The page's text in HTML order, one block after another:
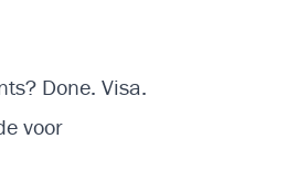
Done. Visa.
voor